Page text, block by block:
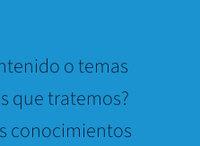
o temas
que tratemos?
conocimientos